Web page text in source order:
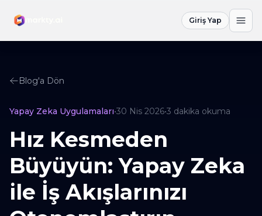
Giriş Yap
Blog'a Dön
Yapay Zeka Uygulamaları•30 Nis 2026•3 dakika okuma
Hız Kesmeden
Büyüyün: Yapay Zeka
ile İş Akışlarınızı